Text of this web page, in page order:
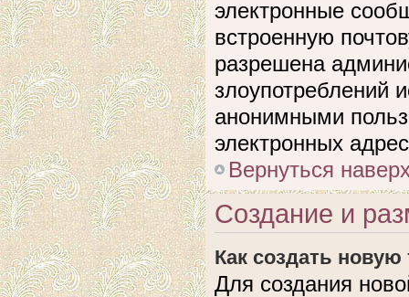
электронные
встроенную
разрешена
злоупотреблений
анонимными
электронных
Вернуться
Создание и
Как создать новую
Для создания